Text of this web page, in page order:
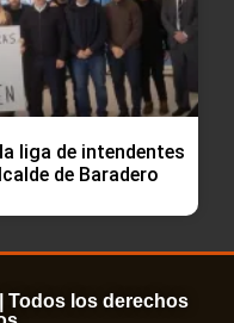
liga de intendentes
de Baradero
Todos los derechos